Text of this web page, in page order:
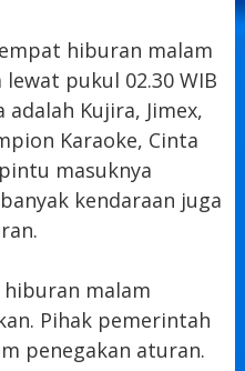
hiburan malam
pukul 02.30 WIB
Kujira, Jimex,
Karaoke, Cinta
masuknya
kendaraan juga
malam
Pihak pemerintah
penegakan aturan.